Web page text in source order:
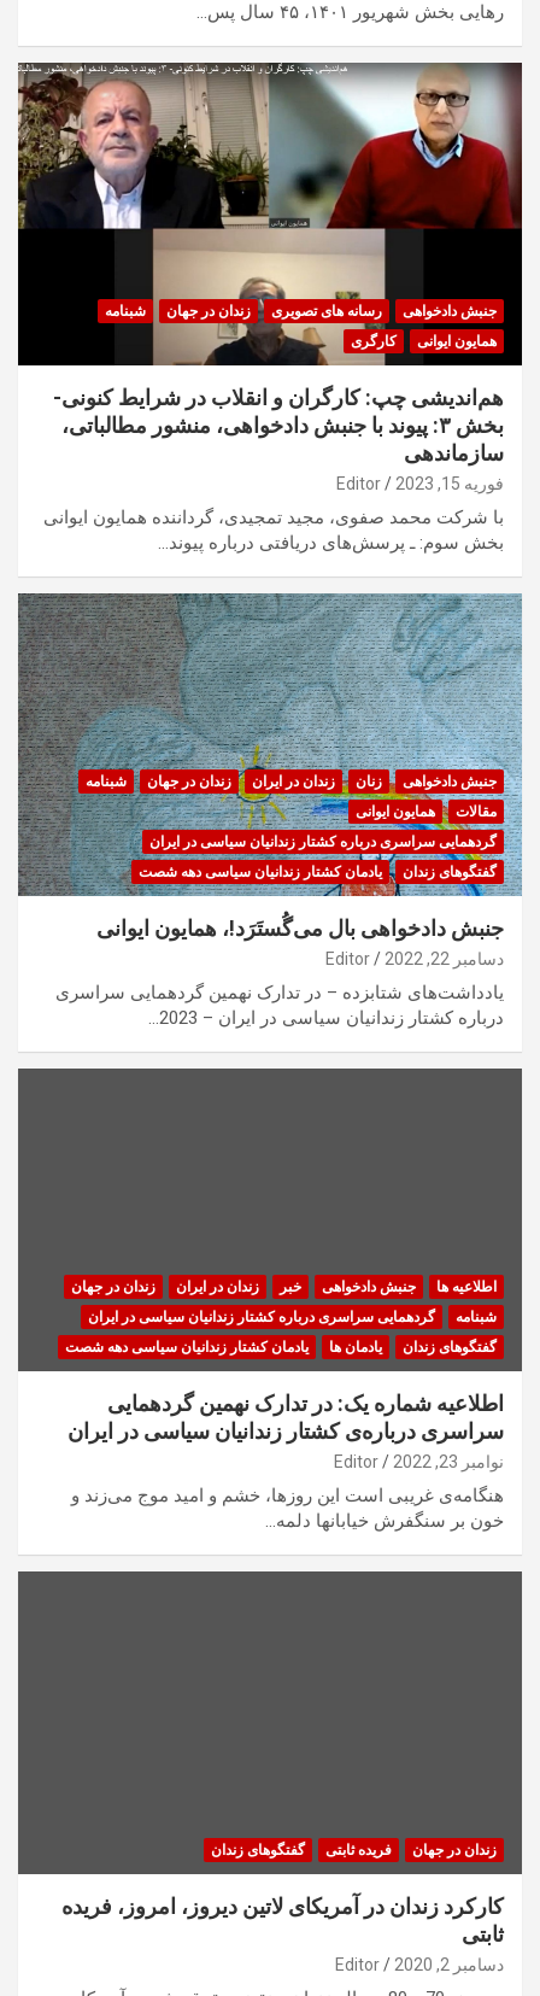
رهایی بخش شهریور ۱۴۰۱، ۴۵ سال پس…
جنبش دادخواهی رسانه های تصویری زندان در جهان
شبنامه
همایون ایوانی
کارگری
هم‌اندیشی چپ: کارگران و انقلاب در شرایط کنونی-
بخش ۳: پیوند با جنبش دادخواهی، منشور مطالباتی،
سازماندهی
فوریه 15, 2023 Editor
با شرکت محمد صفوی، مجید تمجیدی، گرداننده همایون ایوانی
بخش سوم: ـ پرسش‌های دریافتی درباره پیوند…
جنبش دادخواهی زنان زندان در ایران زندان در جهان
شبنامه
مقالات
همایون ایوانی
گردهمایی سراسری درباره کشتار زندانیان سیاسی در ایران
گفتگوهای زندان
یادمان کشتار زندانیان سیاسی دهه شصت
جنبش دادخواهی بال می‌گُستَرَد!، همایون ایوانی
دسامبر 22, 2022 Editor
یادداشت‌های شتابزده – در تدارک نهمین گردهمایی سراسری
درباره کشتار زندانیان سیاسی در ایران – 2023…
اطلاعیه ها جنبش دادخواهی خبر زندان در ایران
زندان در جهان
شبنامه
گردهمایی سراسری درباره کشتار زندانیان سیاسی در ایران
گفتگوهای زندان
یادمان ها یادمان کشتار زندانیان سیاسی دهه شصت
اطلاعیه شماره یک: در تدارک نهمین گردهمایی
سراسری درباره‌ی کشتار زندانیان سیاسی در ایران
نوامبر 23, 2022 Editor
هنگامه‌ی غریبی است این روزها، خشم و امید موج می‌زند و
خون بر سنگفرش خیابانها دلمه…
زندان در جهان فریده ثابتی گفتگوهای زندان
کارکرد زندان در آمریکای لاتین دیروز، امروز، فریده
ثابتی
دسامبر 2, 2020 Editor